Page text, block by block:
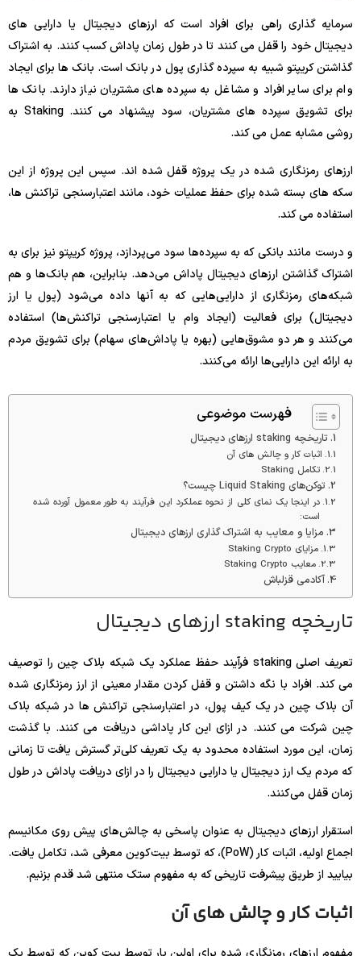
سرمایه گذاری راهی برای افراد است که ارزهای دیجیتال یا دارایی های
دیجیتال خود را قفل می کنند تا در طول زمان پاداش کسب کنند. به اشتراک
گذاشتن کریپتو شبیه به سپرده گذاری پول در بانک است. بانک ها برای ایجاد
وام برای سایر افراد و مشاغل به سپرده های مشتریان نیاز دارند. بانک ها
برای تشویق سپرده های مشتریان، سود پیشنهاد می کنند. Staking به
روشی مشابه عمل می کند.
ارزهای رمزنگاری شده در یک پروژه قفل شده اند. سپس این پروژه از این
سکه های بسته شده برای حفظ عملیات خود، مانند اعتبارسنجی تراکنش ها،
استفاده می کند.
و درست مانند بانکی که به سپرده‌ها سود می‌پردازد، پروژه کریپتو نیز برای به
اشتراک گذاشتن ارزهای دیجیتال پاداش می‌دهد. بنابراین، هم بانک‌ها و هم
شبکه‌های رمزنگاری از دارایی‌هایی که به آنها داده می‌شود (پول یا ارز
دیجیتال) برای فعالیت (ایجاد وام یا اعتبارسنجی تراکنش‌ها) استفاده
می‌کنند و هر دو مشوق‌هایی (بهره یا پاداش‌های سهام) برای تشویق مردم
به ارائه این دارایی‌ها ارائه می‌کنند.
فهرست موضوعی
تاریخچه staking ارزهای دیجیتال
اثبات کار و چالش های آن
تکامل Staking
توکن‌های Liquid Staking چیست؟
در اینجا یک نمای کلی از نحوه عملکرد این فرآیند به طور معمول آورده شده
است:
مزایا و معایب به اشتراک گذاری ارزهای دیجیتال
مزایای Staking Crypto
معایب Staking Crypto
آکادمی قزلباش
تاریخچه staking ارزهای دیجیتال
تعریف اصلی staking فرآیند حفظ عملکرد یک شبکه بلاک چین را توصیف
می کند. افراد با نگه داشتن و قفل کردن مقدار معینی از ارز رمزنگاری شده
آن بلاک چین در یک کیف پول، در اعتبارسنجی تراکنش ها در شبکه بلاک
چین شرکت می کنند. در ازای این کار پاداشی دریافت می کنند. با گذشت
زمان، این مورد استفاده محدود به یک تعریف کلی‌تر گسترش یافت تا زمانی
که مردم یک ارز دیجیتال یا دارایی دیجیتال را در ازای دریافت پاداش در طول
زمان قفل می‌کنند.
استقرار ارزهای دیجیتال به عنوان پاسخی به چالش‌های پیش روی مکانیسم
اجماع اولیه، اثبات کار (PoW)، که توسط بیت‌کوین معرفی شد، تکامل یافت.
بیایید از طریق پیشرفت تاریخی که به مفهوم ستک منتهی شد قدم بزنیم.
اثبات کار و چالش های آن